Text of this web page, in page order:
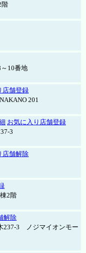
階
10番地
店舗登録
201
お気に入り店舗登録
3
店舗解除
2階
解除
237-3 ノジマイオンモー